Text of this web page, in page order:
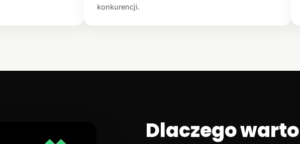
konkurencji.
Dlaczego